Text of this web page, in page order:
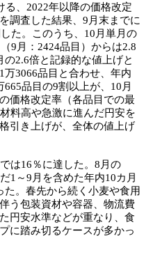
る、2022年以降の価格改定
調査した結果、9月末までに
た。このうち、10月単月の
9月：2424品目）からは2.8
2.6倍と記録的な値上げと
3066品目と合わせ、年内
品目の9割以上が、10月
価格改定率（各品目での最
料高や急激に進んだ円安を
引き上げが、全体の値上げ
は16％に達した。8月の
1～9月を含めた年内10カ月
。春先から続く小麦や食用
う包装資材や容器、物流費
円安水準などが重なり、食
に踏み切るケースが多かっ